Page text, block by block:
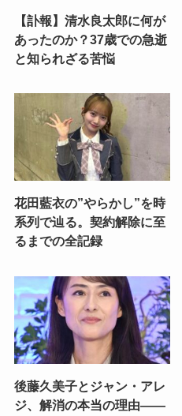
【訃報】清水良太郎に何が
あったのか？37歳での急逝
と知られざる苦悩
花田藍衣の”やらかし”を時
系列で辿る。契約解除に至
るまでの全記録
後藤久美子とジャン・アレ
ジ、解消の本当の理由——